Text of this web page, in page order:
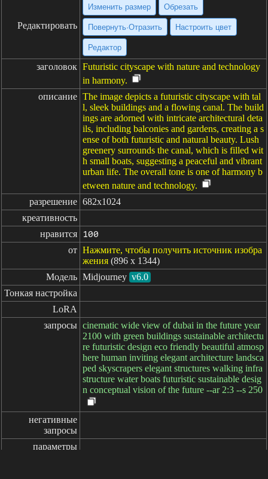
Редактировать
Изменить размер Обрезать
Повернуть·Отразить Настроить цвет
Редактор
заголовок Futuristic cityscape with nature and technology
in harmony.
описание The image depicts a futuristic cityscape with tal
l, sleek buildings and a flowing canal. The build
ings are adorned with intricate architectural deta
ils, including balconies and gardens, creating a s
ense of both futuristic and natural beauty. Lush
greenery surrounds the canal, which is filled wit
h small boats, suggesting a peaceful and vibrant
urban life. The overall tone is one of harmony b
etween nature and technology.
разрешение 682x1024
креативность
нравится
100
от Нажмите, чтобы получить источник изобра
жения (896 x 1344)
Модель Midjourney v6.0
Тонкая настройка
LoRA
запросы cinematic wide view of dubai in the future year
2100 with green buildings sustainable architectu
re futuristic design eco friendly beautiful atmosp
here human inviting elegant architecture landsca
ped skyscrapers elegant structures walking infra
structure water boats futuristic sustainable desig
n conceptual vision of the future --ar 2:3 --s 250
негативные
запросы
параметры